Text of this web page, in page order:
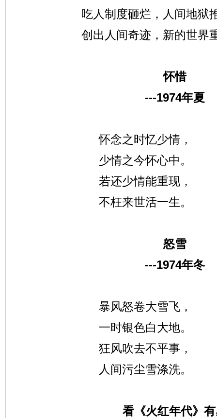
吃人制度砸烂，人间地狱
创出人间奇迹，新的世界
怀惜
---1974年夏
怀念之时忆少情，
少情之今怀心中。
若还少情能重现，
不枉来世活一生。
怒雪
---1974年冬
暴风怒卷大雪飞，
一时银色白大地。
狂风吹去不平事，
人间污尘雪涤洗。
看《火红年代》